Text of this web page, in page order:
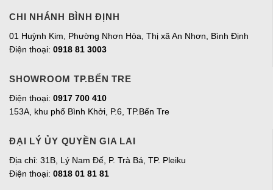
CHI NHÁNH BÌNH ĐỊNH
01 Huỳnh Kim, Phường Nhơn Hòa, Thị xã An Nhơn, Bình Định
Điện thoại: 0918 81 3003
SHOWROOM TP.BẾN TRE
Điện thoại: 0917 700 410
153A, khu phố Bình Khởi, P.6, TP.Bến Tre
ĐẠI LÝ ỦY QUYỀN GIA LAI
Địa chỉ: 31B, Lý Nam Đế, P. Trà Bá, TP. Pleiku
Điện thoại: 0818 01 81 81